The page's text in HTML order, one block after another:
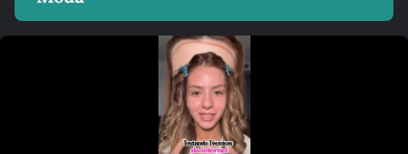
Não foi possível reproduzir o vídeo
Tentar novamente